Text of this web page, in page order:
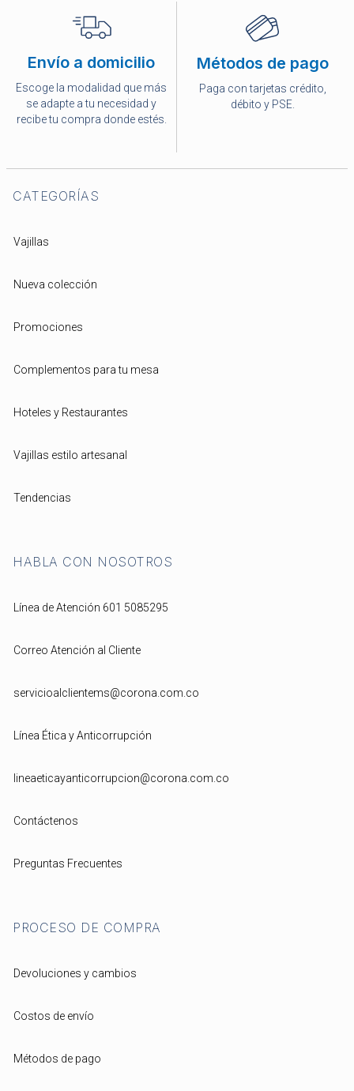
Envío a domicilio
Escoge la modalidad que más
se adapte a tu necesidad y
recibe tu compra donde estés.
Métodos de pago
Paga con tarjetas crédito,
débito y PSE.
CATEGORÍAS
Vajillas
Nueva colección
Promociones
Complementos para tu mesa
Hoteles y Restaurantes
Vajillas estilo artesanal
Tendencias
HABLA CON NOSOTROS
Línea de Atención 601 5085295
Correo Atención al Cliente
servicioalclientems@corona.com.co
Línea Ética y Anticorrupción
lineaeticayanticorrupcion@corona.com.co
Contáctenos
Preguntas Frecuentes
PROCESO DE COMPRA
Devoluciones y cambios
Costos de envío
Métodos de pago